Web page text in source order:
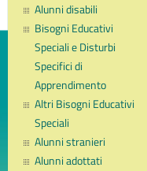
Alunni disabili
Bisogni Educativi
Speciali e Disturbi
Specifici di
Apprendimento
Altri Bisogni Educativi
Speciali
Alunni stranieri
Alunni adottati